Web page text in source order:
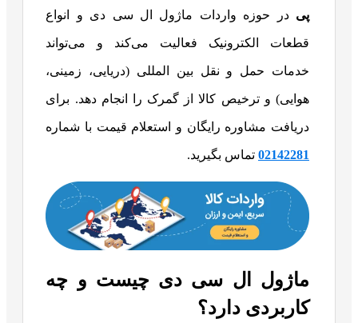
پی در حوزه واردات ماژول ال سی دی و انواع
قطعات الکترونیک فعالیت می‌کند و می‌تواند
خدمات حمل و نقل بین المللی (دریایی، زمینی،
هوایی) و ترخیص کالا از گمرک را انجام دهد. برای
دریافت مشاوره رایگان و استعلام قیمت با شماره
02142281 تماس بگیرید.
ماژول ال سی دی چیست و چه
کاربردی دارد؟